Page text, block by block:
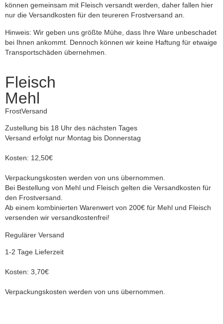
können gemeinsam mit Fleisch versandt werden, daher fallen hier
nur die Versandkosten für den teureren Frostversand an.
Hinweis: Wir geben uns größte Mühe, dass Ihre Ware unbeschadet
bei Ihnen ankommt. Dennoch können wir keine Haftung für etwaige
Transportschäden übernehmen.
Fleisch
Mehl
FrostVersand
Zustellung bis 18 Uhr des nächsten Tages
Versand erfolgt nur Montag bis Donnerstag
Kosten: 12,50€
Verpackungskosten werden von uns übernommen.
Bei Bestellung von Mehl und Fleisch gelten die Versandkosten für
den Frostversand.
Ab einem kombinierten Warenwert von 200€ für Mehl und Fleisch
versenden wir versandkostenfrei!
Regulärer Versand
1-2 Tage Lieferzeit
Kosten: 3,70€
Verpackungskosten werden von uns übernommen.